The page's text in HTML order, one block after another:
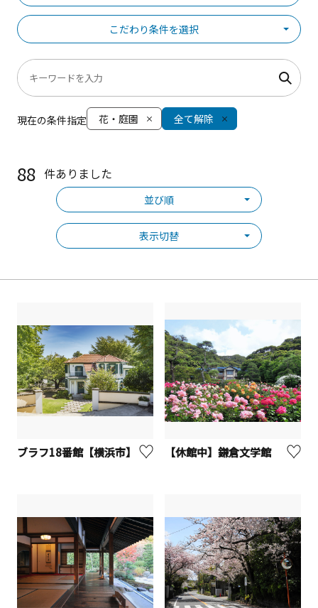
こだわり条件を選択
現在の条件指定 花・庭園 全て解除
88 件ありました
並び順
表示切替
ブラフ18番館【横浜市】 【休館中】鎌倉文学館